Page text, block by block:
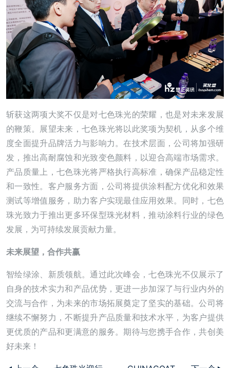
斩获这两项大奖不仅是对七色珠光的荣耀，也是对未来发展
的鞭策。展望未来，七色珠光将以此奖项为契机，从多个维
度全面提升品牌活力与影响力。在技术层面，公司将加强研
发，推出高耐腐蚀和光致变色颜料，以迎合高端市场需求。
产品质量上，七色珠光将严格执行高标准，确保产品稳定性
和一致性。客户服务方面，公司将提供涂料配方优化和效果
测试等增值服务，助力客户实现最佳应用效果。同时，七色
珠光致力于推出更多环保型珠光材料，推动涂料行业的绿色
发展，为可持续发展贡献力量。
未来展望，合作共赢
智绘绿涂、新质领航。通过此次峰会，七色珠光不仅展示了
自身的技术实力和产品优势，更进一步加深了与行业内外的
交流与合作，为未来的市场拓展奠定了坚实的基础。公司将
继续不懈努力，不断提升产品质量和技术水平，为客户提供
更优质的产品和更满意的服务。期待与您携手合作，共创美
好未来！